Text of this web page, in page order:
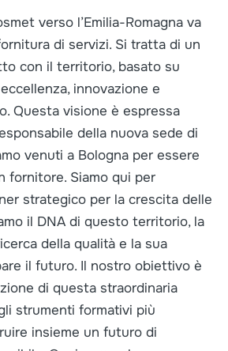
verso l’Emilia-Romagna va
di servizi. Si tratta di un
con il territorio, basato su
innovazione e
Questa visione è espressa
della nuova sede di
venuti a Bologna per essere
fornitore. Siamo qui per
strategico per la crescita delle
il DNA di questo territorio, la
della qualità e la sua
il futuro. Il nostro obiettivo è
di questa straordinaria
strumenti formativi più
insieme un futuro di